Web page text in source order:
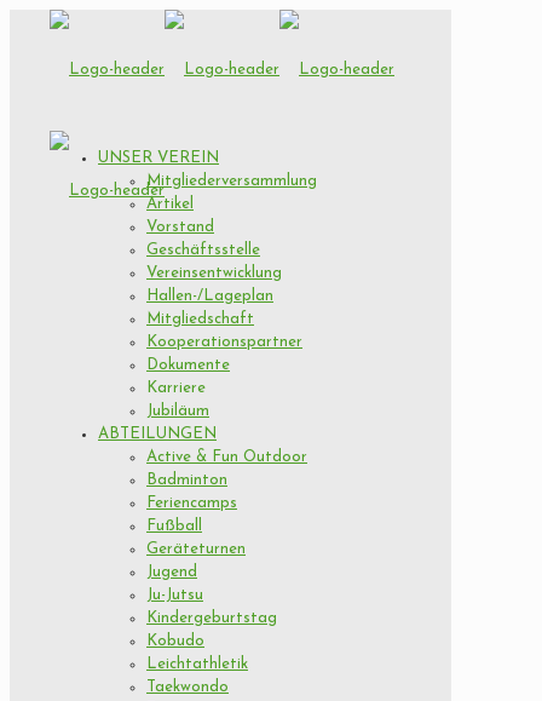
UNSER VEREIN
Mitgliederversammlung
Artikel
Vorstand
Geschäftsstelle
Vereinsentwicklung
Hallen-/Lageplan
Mitgliedschaft
Kooperationspartner
Dokumente
Karriere
Jubiläum
ABTEILUNGEN
Active & Fun Outdoor
Badminton
Feriencamps
Fußball
Geräteturnen
Jugend
Ju-Jutsu
Kindergeburtstag
Kobudo
Leichtathletik
Taekwondo